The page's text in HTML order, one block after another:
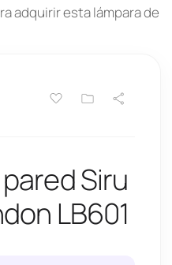
adquirir esta lámpara de
Siru
LB601